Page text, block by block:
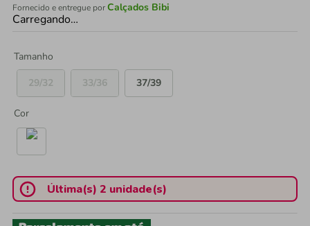
Fornecido e entregue porCalçados Bibi
Carregando…
Tamanho
29/32
33/36 37/39
Cor
Última(s) 2 unidade(s)